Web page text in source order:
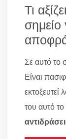
Τι
σημείο
Σε αυτό το
Είναι
εκτοξευτεί
του αυτό